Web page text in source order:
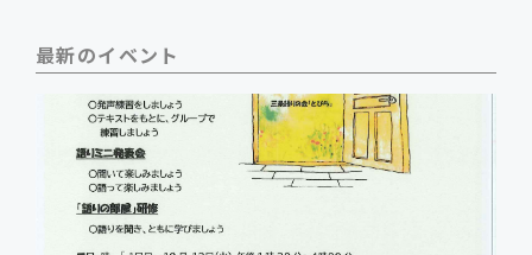
最新のイベント